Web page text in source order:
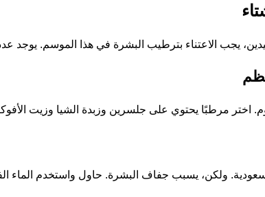
يجب الاعتناء بترطيب البشرة في هذا الموسم. يوجد
مرطبًا يحتوي على جلسرين وزبدة الشيا وزيت
ولكن، يسبب جفاف البشرة. حاول واستخدم الماء